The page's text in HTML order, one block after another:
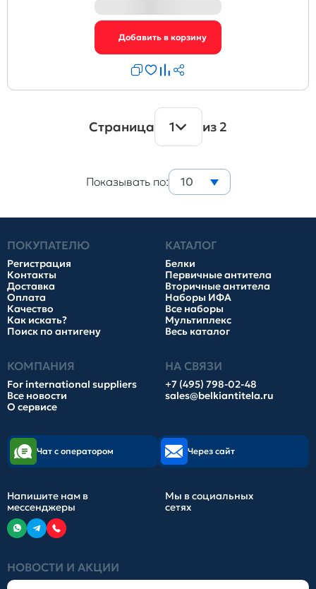
Страница 1 из 2
Показывать по: 10
ПОКУПАТЕЛЮ
Регистрация
Контакты
Доставка
Оплата
Качество
Как искать?
Поиск по антигену
КАТАЛОГ
Белки
Первичные антитела
Вторичные антитела
Наборы ИФА
Все наборы
Мультиплекс
Весь каталог
КОМПАНИЯ
For international suppliers
Все новости
О сервисе
НА СВЯЗИ
+7 (495) 798-02-48
sales@belkiantitela.ru
НОВОСТИ И АКЦИИ
Чат с оператором Через сайт
Напишите нам в
мессенджеры
Мы в социальных
сетях